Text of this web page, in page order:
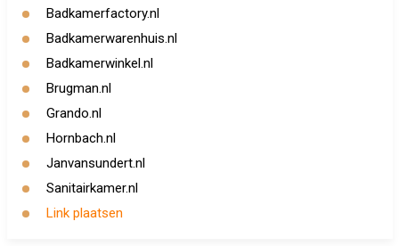
Badkamerfactory.nl
Badkamerwarenhuis.nl
Badkamerwinkel.nl
Brugman.nl
Grando.nl
Hornbach.nl
Janvansundert.nl
Sanitairkamer.nl
Link plaatsen